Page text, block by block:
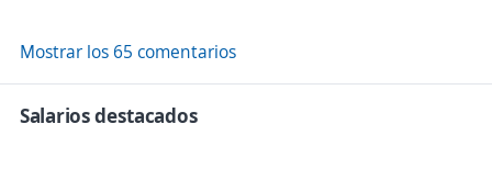
Mostrar los 65 comentarios
Salarios destacados